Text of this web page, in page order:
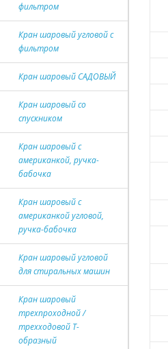
фильтром
Кран шаровый угловой с
фильтром
Кран шаровый САДОВЫЙ
Кран шаровый со
спускником
Кран шаровый с
американкой, ручка-
бабочка
Кран шаровый с
американкой угловой,
ручка-бабочка
Кран шаровый угловой
для стиральных машин
Кран шаровый
трехпроходной /
трехходовой Т-
образный